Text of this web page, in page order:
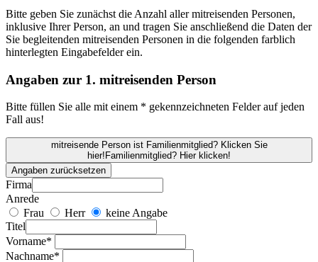
Bitte geben Sie zunächst die Anzahl aller mitreisenden Personen,
inklusive Ihrer Person, an und tragen Sie anschließend die Daten der
Sie begleitenden mitreisenden Personen in die folgenden farblich
hinterlegten Eingabefelder ein.
Angaben zur 1. mitreisenden Person
Bitte füllen Sie alle mit einem * gekennzeichneten Felder auf jeden
Fall aus!
mitreisende Person ist Familienmitglied? Klicken Sie
hier! Familienmitglied? Hier klicken!
Angaben zurücksetzen
Firma
Anrede
Frau
Herr
keine Angabe
Titel
Vorname*
Nachname*